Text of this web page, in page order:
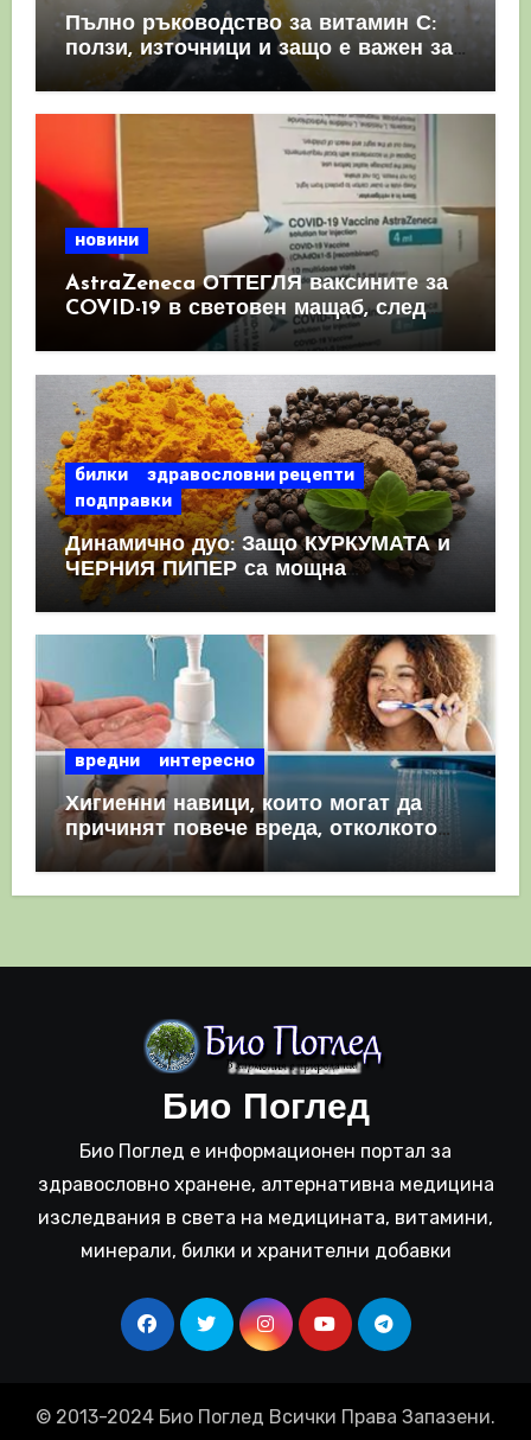
Пълно ръководство за витамин С:
ползи, източници и защо е важен за
имунната система
новини
AstraZeneca ОТТЕГЛЯ ваксините за
COVID-19 в световен мащаб, след
като призна, че те причиняват
билки
здравословни рецепти
подправки
Динамично дуо: Защо КУРКУМАТА и
ЧЕРНИЯ ПИПЕР са мощна
комбинация
вредни интересно
Хигиенни навици, които могат да
причинят повече вреда, отколкото
полза
Био Поглед
Био Поглед е информационен портал за
здравословно хранене, алтернативна медицина
изследвания в света на медицината, витамини,
минерали, билки и хранителни добавки
© 2013-2024 Био Поглед Всички Права Запазени.